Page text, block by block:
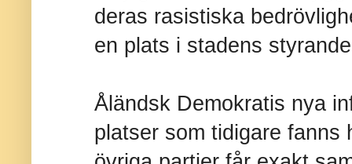
deras rasistiska
en plats i stadens
Åländsk Demokratis nya
platser som tidigare fanns